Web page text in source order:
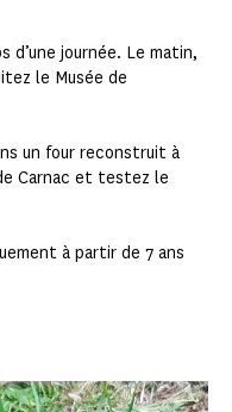
d’une journée. Le matin,
le Musée de
un four reconstruit à
Carnac et testez le
à partir de 7 ans